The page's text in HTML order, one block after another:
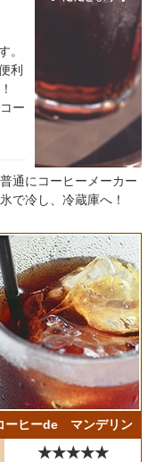
。
利
ー
通にコーヒーメーカー
で冷し、冷蔵庫へ！
ーヒーde マンデリン
★★★★★